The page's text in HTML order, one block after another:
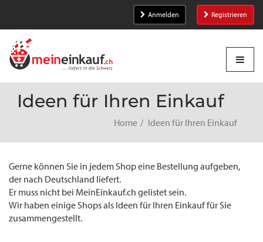
Anmelden Registrieren
Ideen für Ihren Einkauf
Home Ideen für Ihren Einkauf
Gerne können Sie in jedem Shop eine Bestellung aufgeben,
der nach Deutschland liefert.
Er muss nicht bei MeinEinkauf.ch gelistet sein.
Wir haben einige Shops als Ideen für Ihren Einkauf für Sie
zusammengestellt.